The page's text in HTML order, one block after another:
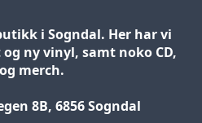
i Sogndal. Her har vi
ny vinyl, samt noko CD,
merch.
8B, 6856 Sogndal